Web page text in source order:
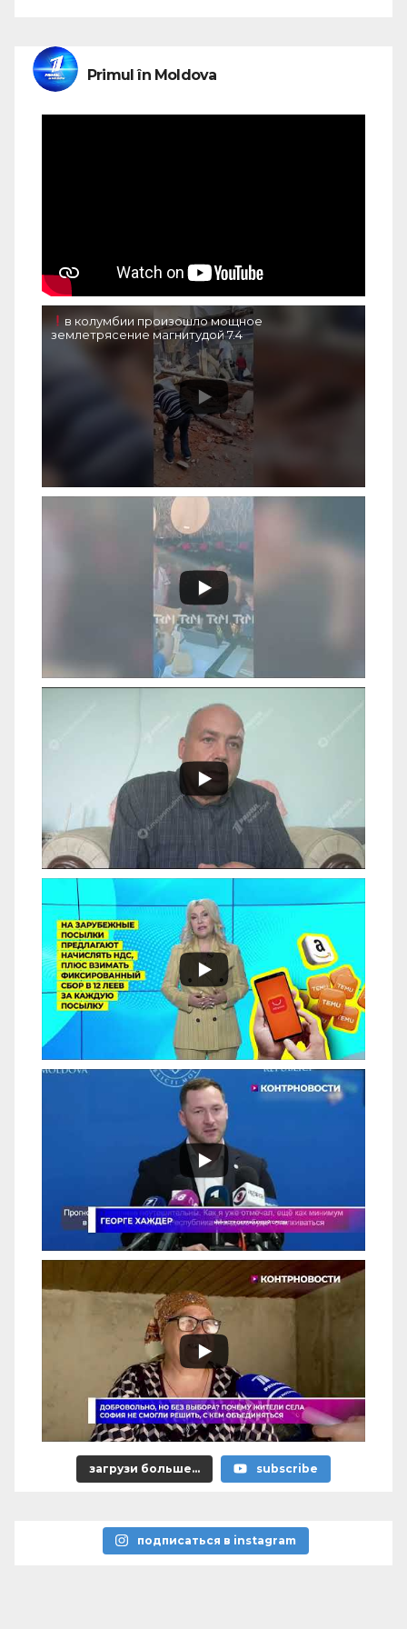
Primul în Moldova
в колумбии произошло мощное
землетрясение магнитудой 7.4
загрузи больше... subscribe
подписаться в instagram